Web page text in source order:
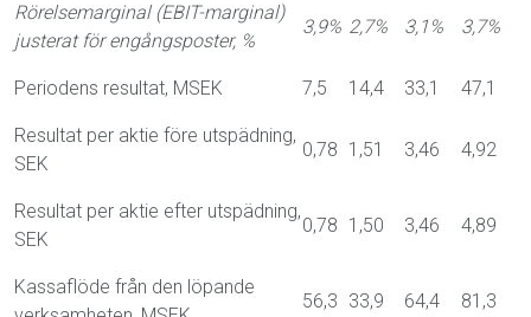
Rörelsemarginal (EBIT-marginal)
justerat för engångsposter, %
3,9% 2,7% 3,1% 3,7%
Periodens resultat, MSEK 7,5 14,4 33,1 47,1
Resultat per aktie före utspädning,
SEK
0,78 1,51 3,46 4,92
Resultat per aktie efter utspädning,
SEK
0,78 1,50 3,46 4,89
Kassaflöde från den löpande
56,3 33,9 64,4 81,3